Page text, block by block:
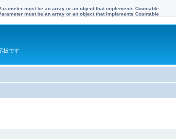
must be an array or an object that implements Countable
must be an array or an object that implements Countable
板です